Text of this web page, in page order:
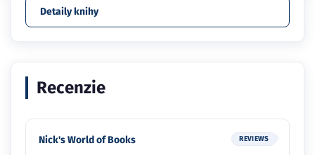
Detaily knihy
Recenzie
Nick's World of Books REVIEWS